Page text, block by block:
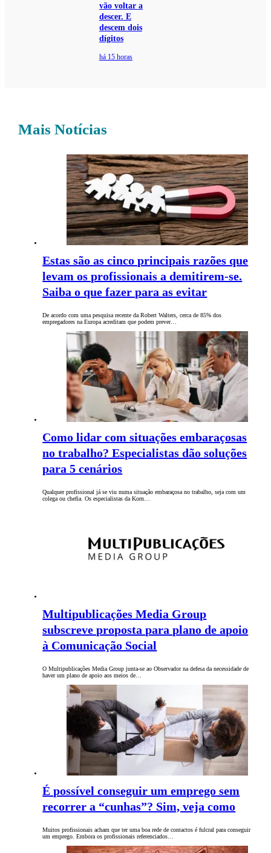
vão voltar a
descer. E
descem dois
dígitos
há 15 horas
Mais Notícias
Estas são as cinco principais razões que
levam os profissionais a demitirem-se.
Saiba o que fazer para as evitar
De acordo com uma pesquisa recente da Robert Walters, cerca de 85% dos
empregadores na Europa acreditam que podem prever…
Como lidar com situações embaraçosas
no trabalho? Especialistas dão soluções
para 5 cenários
Qualquer profissional já se viu numa situação embaraçosa no trabalho, seja com um
colega ou chefia. Os especialistas da Korn…
Multipublicações Media Group
subscreve proposta para plano de apoio
à Comunicação Social
O Multipublicações Media Group junta-se ao Observador na defesa da necessidade de
haver um plano de apoio aos meios de…
É possível conseguir um emprego sem
recorrer a “cunhas”? Sim, veja como
Muitos profissionais acham que ter uma boa rede de contactos é fulcral para conseguir
um emprego. Embora os profissionais referenciados…